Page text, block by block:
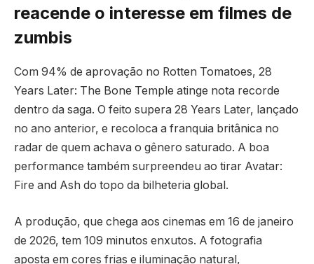
reacende o interesse em filmes de
zumbis
Com 94% de aprovação no Rotten Tomatoes, 28
Years Later: The Bone Temple atinge nota recorde
dentro da saga. O feito supera 28 Years Later, lançado
no ano anterior, e recoloca a franquia britânica no
radar de quem achava o gênero saturado. A boa
performance também surpreendeu ao tirar Avatar:
Fire and Ash do topo da bilheteria global.
A produção, que chega aos cinemas em 16 de janeiro
de 2026, tem 109 minutos enxutos. A fotografia
aposta em cores frias e iluminação natural,